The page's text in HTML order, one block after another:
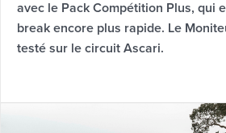
avec le Pack Compétition Plus, qui
break encore plus rapide. Le
testé sur le circuit Ascari.